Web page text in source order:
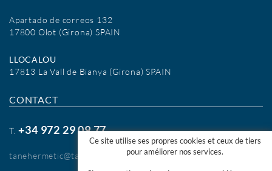
Apartado de correos 132
17800 Olot (Girona) SPAIN
LLOCALOU
17813 La Vall de Bianya (Girona) SPAIN
CONTACT
T.+34 972 29 09 77
tanehermetic@tanehermetic.com
Ce site utilise ses propres cookies et ceux de tiers
pour améliorer nos services.